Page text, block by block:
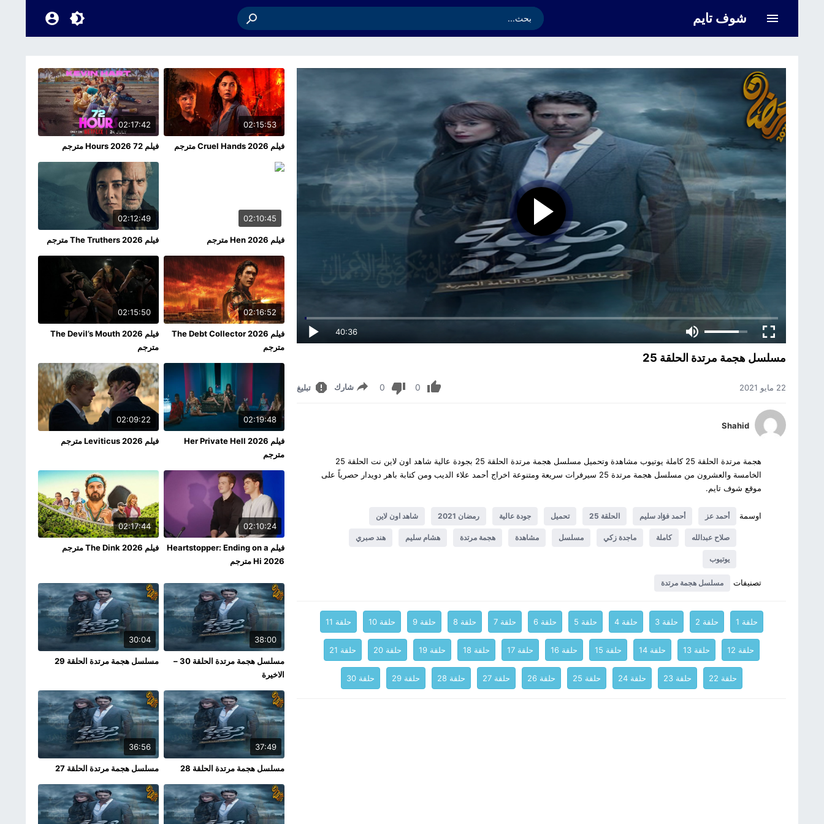
شوف تايم
40:36
مسلسل هجمة مرتدة الحلقة 25
22 مايو 2021 0
0 شارك تبليغ
Shahid
هجمة مرتدة الحلقة 25 كاملة يوتيوب مشاهدة وتحميل مسلسل هجمة مرتدة الحلقة 25 بجودة عالية شاهد اون لاين نت الحلقة 25
الخامسة والعشرون من مسلسل هجمة مرتدة 25 سيرفرات سريعة ومتنوعة اخراج أحمد علاء الديب ومن كتابة باهر دويدار حصرياً على
موقع شوف تايم.
اوسمة أحمد عز أحمد فؤاد سليم الحلقة 25 تحميل جودة عالية رمضان 2021 شاهد اون لاين
صلاح عبدالله كاملة ماجدة زكي مسلسل مشاهدة هجمة مرتدة هشام سليم هند صبري
يوتيوب
تصنيفات مسلسل هجمة مرتدة
حلقة 1 حلقة 2 حلقة 3 حلقة 4 حلقة 5 حلقة 6 حلقة 7 حلقة 8 حلقة 9 حلقة 10 حلقة 11
حلقة 12 حلقة 13 حلقة 14 حلقة 15 حلقة 16 حلقة 17 حلقة 18 حلقة 19 حلقة 20 حلقة 21
حلقة 22 حلقة 23 حلقة 24 حلقة 25 حلقة 26 حلقة 27 حلقة 28 حلقة 29 حلقة 30
02:15:53
فيلم Cruel Hands 2026 مترجم
02:17:42
فيلم 72 Hours 2026 مترجم
02:10:45
فيلم Hen 2026 مترجم
02:12:49
فيلم The Truthers 2026 مترجم
02:16:52
فيلم The Debt Collector 2026
مترجم
02:15:50
فيلم The Devil’s Mouth 2026
مترجم
02:19:48
فيلم Her Private Hell 2026
مترجم
02:09:22
فيلم Leviticus 2026 مترجم
02:10:24
فيلم Heartstopper: Ending on a
Hi 2026 مترجم
02:17:44
فيلم The Dink 2026 مترجم
38:00
مسلسل هجمة مرتدة الحلقة 30 –
الاخيرة
30:04
مسلسل هجمة مرتدة الحلقة 29
37:49
مسلسل هجمة مرتدة الحلقة 28
36:56
مسلسل هجمة مرتدة الحلقة 27